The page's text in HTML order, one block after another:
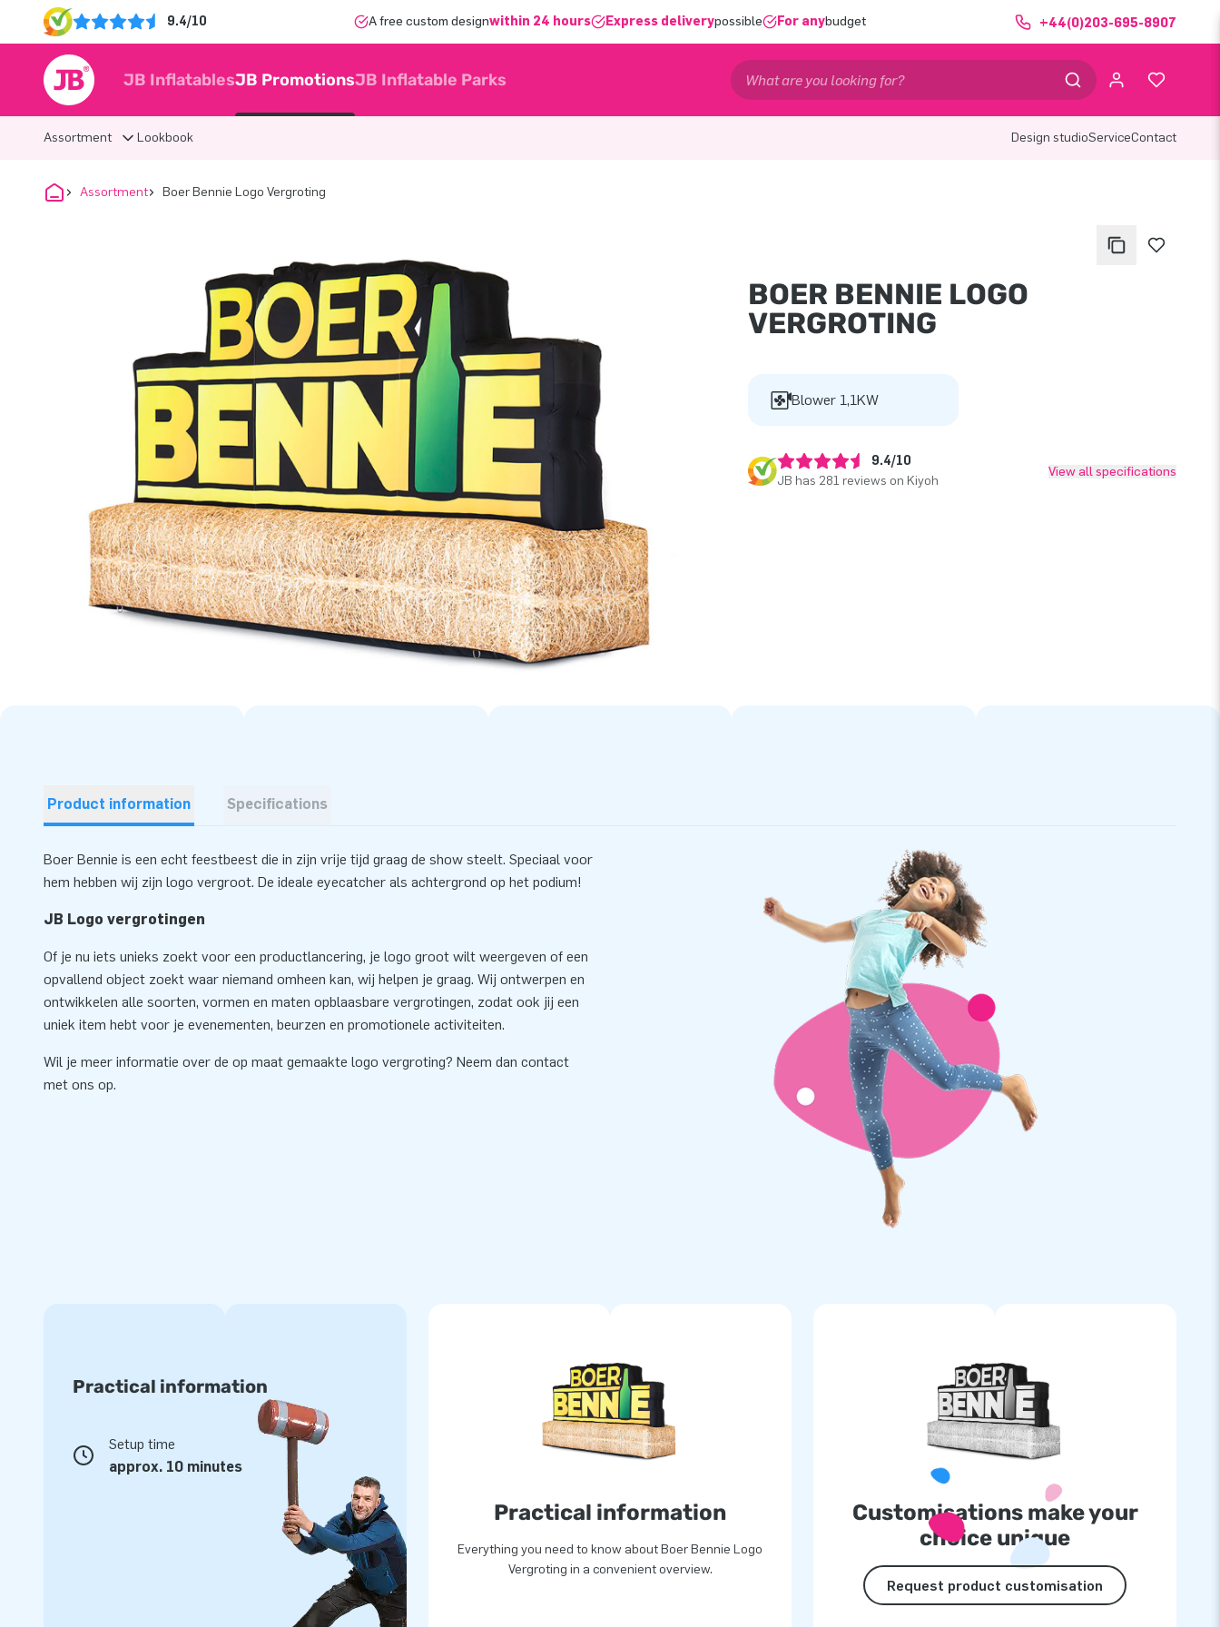
9.4/10 A free custom designwithin 24 hours Express deliverypossible For anybudget +44(0)203-695-8907
JB InflatablesJB PromotionsJB Inflatable Parks
Assortment Lookbook Design studioServiceContact
Assortment Boer Bennie Logo Vergroting
BOER BENNIE LOGO
VERGROTING
Blower 1,1KW
9.4/10
JB has 281 reviews on Kiyoh
View all specifications
Product information Specifications
Boer Bennie is een echt feestbeest die in zijn vrije tijd graag de show steelt. Speciaal voor
hem hebben wij zijn logo vergroot. De ideale eyecatcher als achtergrond op het podium!
JB Logo vergrotingen
Of je nu iets unieks zoekt voor een productlancering, je logo groot wilt weergeven of een
opvallend object zoekt waar niemand omheen kan, wij helpen je graag. Wij ontwerpen en
ontwikkelen alle soorten, vormen en maten opblaasbare vergrotingen, zodat ook jij een
uniek item hebt voor je evenementen, beurzen en promotionele activiteiten.
Wil je meer informatie over de op maat gemaakte logo vergroting? Neem dan contact
met ons op.
Practical information
Setup time
approx. 10 minutes
Practical information
Everything you need to know about Boer Bennie Logo
Vergroting in a convenient overview.
Customisations make your
choice unique
Request product customisation